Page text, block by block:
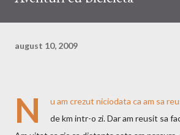
august 10, 2009
N
u am crezut niciodata ca am sa
de km intr-o zi. Dar am reusit sa